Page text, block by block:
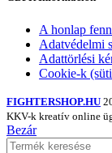
A honlap
Adatvédelmi
Adattörlési
Cookie-k
FIGHTERSHOP.HU
KKV-k kreatív online
Bezár